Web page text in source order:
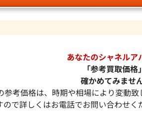
あなたのシャネルア
「参考買取価格
確かめてみませ
参考価格は、時期や相場により変動
で詳しくはお電話でお問い合わせく